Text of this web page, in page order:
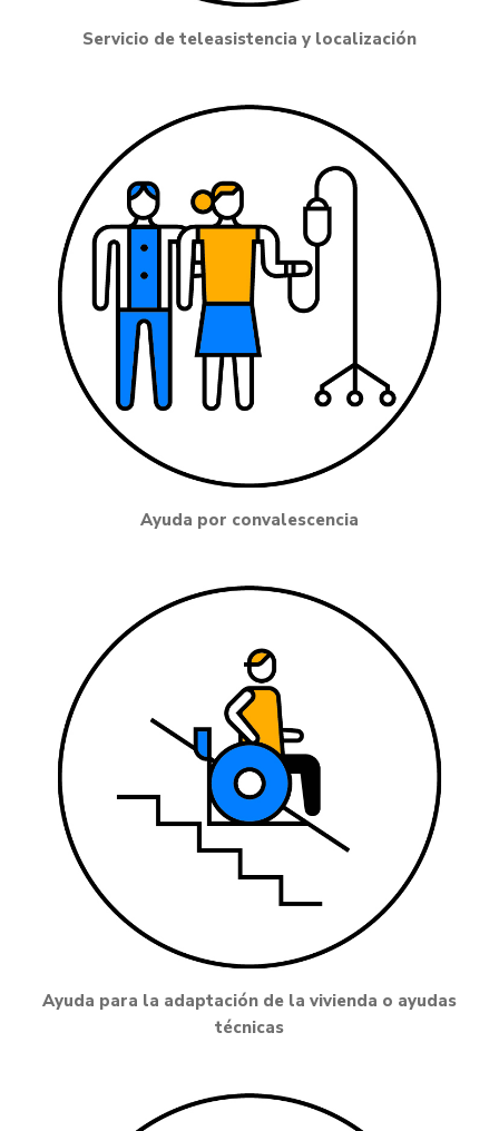
Servicio de teleasistencia y localización
Ayuda por convalescencia
Ayuda para la adaptación de la vivienda o ayudas
técnicas